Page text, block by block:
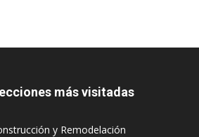
más visitadas
y Remodelación